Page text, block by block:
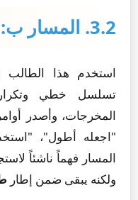
3.2. المسار ب: المُحسِّن التكراري
استخدم هذا
تسلسل خطي
المخرجات، وأصدر
"اجعله أطول"،
المسار فهماً ناشئاً
ولكنه يبقى ضمن إطار